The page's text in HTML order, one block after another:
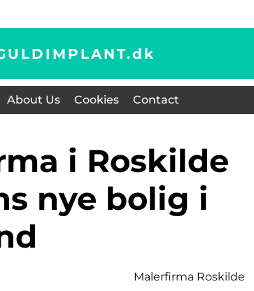
dk
About Us Cookies Contact
nye bolig i
Malerfirma Roskilde